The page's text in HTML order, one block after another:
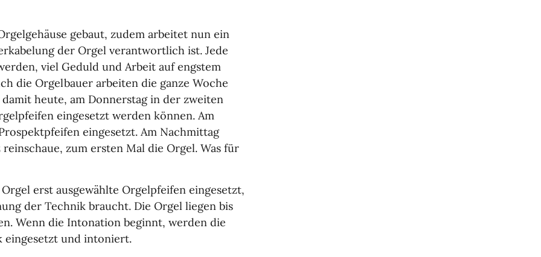
gebaut, zudem arbeitet nun ein
der Orgel verantwortlich ist. Jede
viel Geduld und Arbeit auf engstem
die Orgelbauer arbeiten die ganze Woche
heute, am Donnerstag in der zweiten
eingesetzt werden können. Am
eingesetzt. Am Nachmittag
zum ersten Mal die Orgel. Was für
erst ausgewählte Orgelpfeifen eingesetzt,
der Technik braucht. Die Orgel liegen bis
Wenn die Intonation beginnt, werden die
eingesetzt und intoniert.